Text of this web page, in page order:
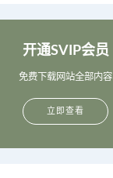
开通SVIP会员
免费下载网站全部内容
立即查看